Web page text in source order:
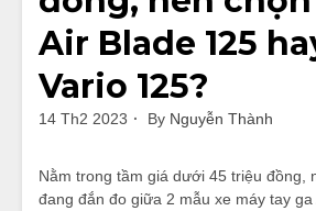
Air Blade 125
Vario 125?
14 Th2 2023 By Nguyễn Thành
Nằm trong tầm giá dưới 45 triệu đồng,
đang đắn đo giữa 2 mẫu xe máy tay ga